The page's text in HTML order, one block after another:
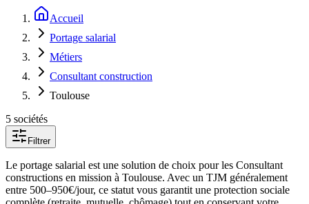
Accueil
Portage salarial
Métiers
Consultant construction
Toulouse
5 sociétés
Filtrer
Le portage salarial est une solution de choix pour les Consultant
constructions en mission à Toulouse. Avec un TJM généralement
entre 500–950€/jour, ce statut vous garantit une protection sociale